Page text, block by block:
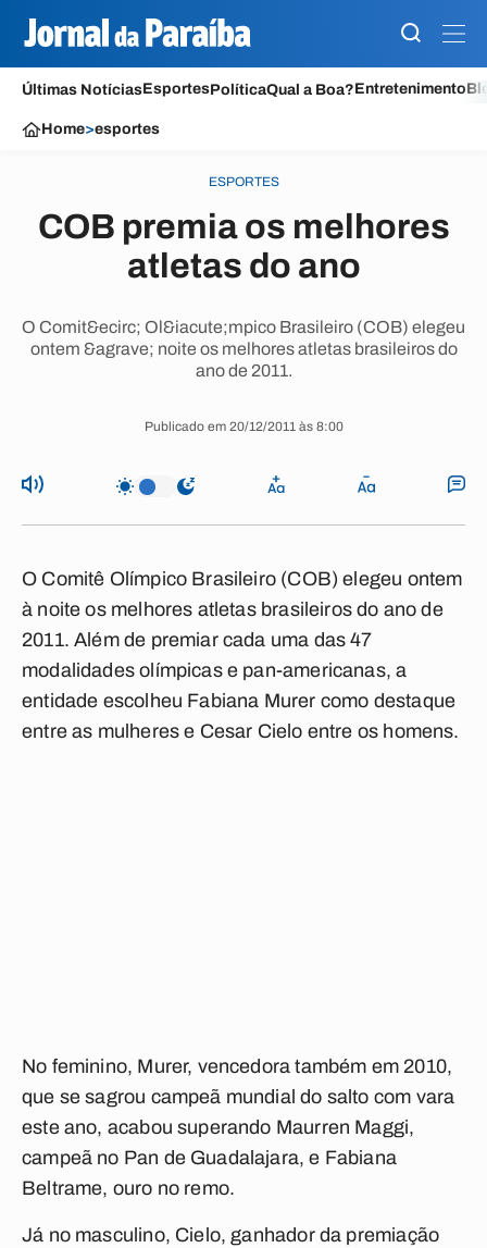
Últimas NotíciasEsportesPolíticaQual a Boa?Entretenimento
Home>esportes
ESPORTES
COB premia os melhores
atletas do ano
O Comit&ecirc; Ol&iacute;mpico Brasileiro (COB) elegeu
ontem &agrave; noite os melhores atletas brasileiros do
ano de 2011.
Publicado em 20/12/2011 às 8:00
O Comitê Olímpico Brasileiro (COB) elegeu ontem
à noite os melhores atletas brasileiros do ano de
2011. Além de premiar cada uma das 47
modalidades olímpicas e pan-americanas, a
entidade escolheu Fabiana Murer como destaque
entre as mulheres e Cesar Cielo entre os homens.
No feminino, Murer, vencedora também em 2010,
que se sagrou campeã mundial do salto com vara
este ano, acabou superando Maurren Maggi,
campeã no Pan de Guadalajara, e Fabiana
Beltrame, ouro no remo.
Já no masculino, Cielo, ganhador da premiação